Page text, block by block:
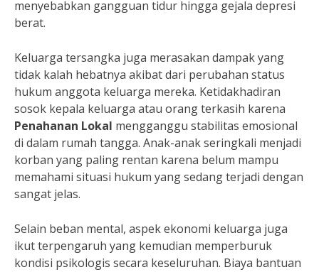
menyebabkan gangguan tidur hingga gejala depresi
berat.
Keluarga tersangka juga merasakan dampak yang
tidak kalah hebatnya akibat dari perubahan status
hukum anggota keluarga mereka. Ketidakhadiran
sosok kepala keluarga atau orang terkasih karena
Penahanan Lokal mengganggu stabilitas emosional
di dalam rumah tangga. Anak-anak seringkali menjadi
korban yang paling rentan karena belum mampu
memahami situasi hukum yang sedang terjadi dengan
sangat jelas.
Selain beban mental, aspek ekonomi keluarga juga
ikut terpengaruh yang kemudian memperburuk
kondisi psikologis secara keseluruhan. Biaya bantuan